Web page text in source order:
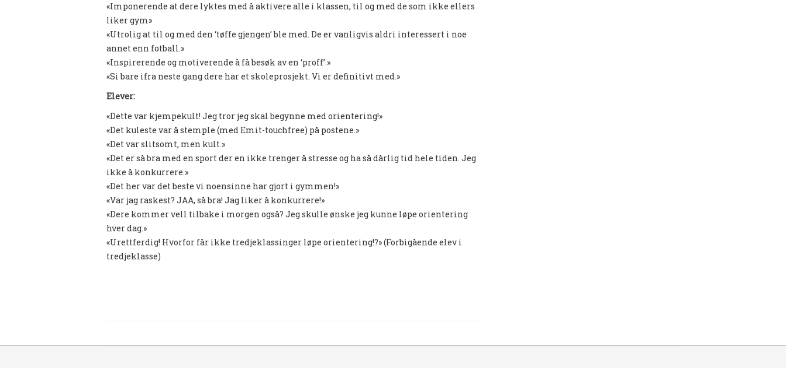
«Imponerende at dere lyktes med å aktivere alle i klassen, til og med de som ikke ellers
liker gym»
«Utrolig at til og med den ‘tøffe gjengen’ ble med. De er vanligvis aldri interessert i noe
annet enn fotball.»
«Inspirerende og motiverende å få besøk av en ‘proff’.»
«Si bare ifra neste gang dere har et skoleprosjekt. Vi er definitivt med.»
Elever:
«Dette var kjempekult! Jeg tror jeg skal begynne med orientering!»
«Det kuleste var å stemple (med Emit-touchfree) på postene.»
«Det var slitsomt, men kult.»
«Det er så bra med en sport der en ikke trenger å stresse og ha så dårlig tid hele tiden. Jeg
ikke å konkurrere.»
«Det her var det beste vi noensinne har gjort i gymmen!»
«Var jag raskest? JAA, så bra! Jag liker å konkurrere!»
«Dere kommer vell tilbake i morgen også? Jeg skulle ønske jeg kunne løpe orientering
hver dag.»
«Urettferdig! Hvorfor får ikke tredjeklassinger løpe orientering!?» (Forbigående elev i
tredjeklasse)